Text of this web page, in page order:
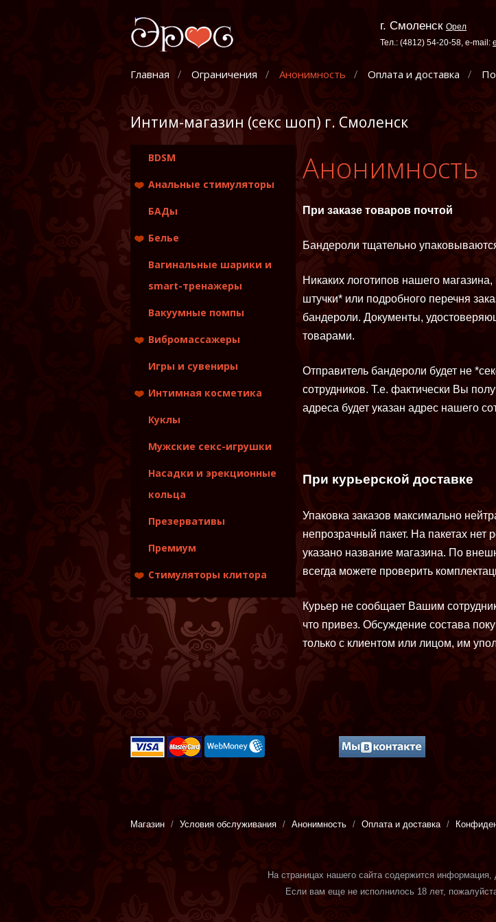
г. Смоленск Орел
Тел.: (4812) 54-20-58, e-mail:
Главная Ограничения Анонимность Оплата и доставка
Интим-магазин (секс шоп) г. Смоленск
Анонимность
При заказе товаров почтой
Бандероли тщательно
Никаких логотипов нашего
штучки* или подробного перечня
бандероли. Документы,
товарами.
Отправитель бандероли будет не
сотрудников. Т.е. фактически Вы
адреса будет указан адрес нашего
При курьерской доставке
Упаковка заказов максимально
непрозрачный пакет. На пакетах
указано название магазина. По
всегда можете проверить
Курьер не сообщает Вашим
что привез. Обсуждение состава
только с клиентом или лицом, им
BDSM
Анальные стимуляторы
Анальные стимуляторы
Анальные стимуляторы
Массажеры простаты
БАДы
Белье
Женское
Вагинальные шарики и
smart-тренажеры
Вакуумные помпы
Вибромассажеры
Вибраторы
Страпоны
Фаллоимитаторы
Игры и сувениры
Интимная косметика
Игры и сувениры
Массажные
Куклы
Мужские секс-игрушки
Насадки и эрекционные
кольца
Презервативы
Премиум
Стимуляторы клитора
Вакуумные
стимуляторы
Вибропули ,
минивибраторы
Магазин Условия обслуживания Анонимность Оплата и доставка
На страницах нашего сайта содержится информация,
Если вам еще не исполнилось 18 лет,